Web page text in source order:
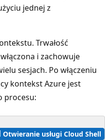
jednej z
Trwałość
i zachowuje
sesjach. Po włączeniu
kontekst Azure jest
procesu:
Otwieranie usługi Cloud Shell